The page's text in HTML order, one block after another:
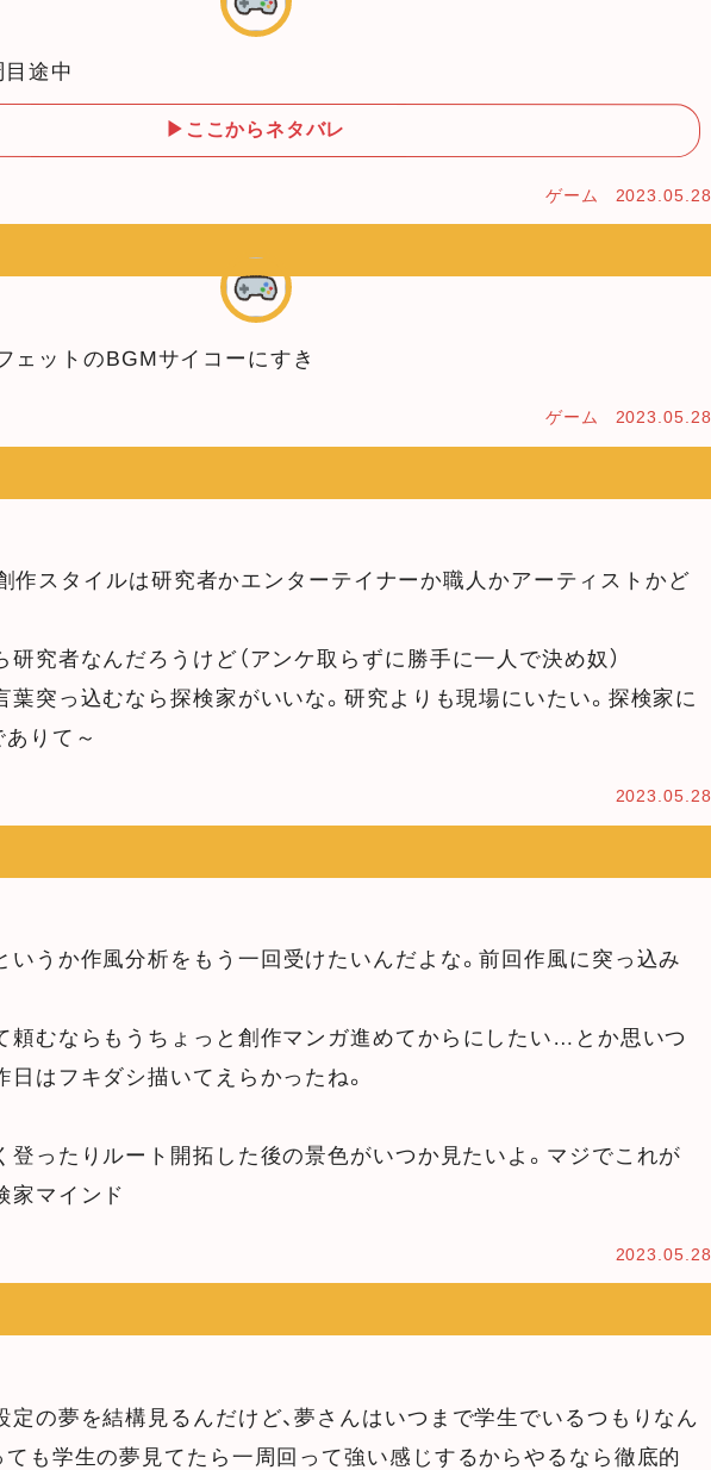
目途中
▶ここからネタバレ
ゲーム 2023.05.28
ェットのBGMサイコーにすき
ゲーム 2023.05.28
作スタイルは研究者かエンターテイナーか職人かアーティストかど
究者なんだろうけど（アンケ取らずに勝手に一人で決め奴）
葉突っ込むなら探検家がいいな。研究よりも現場にいたい。探検家に
りて～
2023.05.28
うか作風分析をもう一回受けたいんだよな。前回作風に突っ込み
頼むならもうちょっと創作マンガ進めてからにしたい…とか思いつ
はフキダシ描いてえらかったね。
登ったりルート開拓した後の景色がいつか見たいよ。マジでこれが
マインド
2023.05.28
定の夢を結構見るんだけど、夢さんはいつまで学生でいるつもりなん
ても学生の夢見てたら一周回って強い感じするからやるなら徹底的